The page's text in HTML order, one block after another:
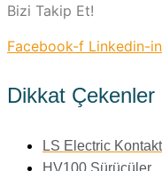
Bizi Takip Et!
Facebook-f Linkedin-in
Dikkat Çekenler
LS Electric
HV100 Sürücüler